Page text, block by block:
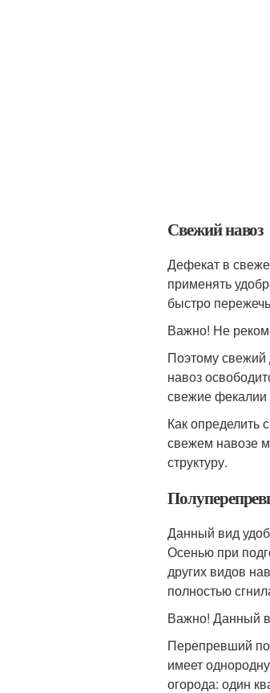
Свежий навоз
Дефекат в
применять
быстро
Важно! Не
Поэтому свежий
навоз
свежие фекалии
Как определить
свежем навозе
структуру.
Данный вид
Осенью при
других видов
полностью
Важно! Данный
Перепревший
имеет
огорода: один